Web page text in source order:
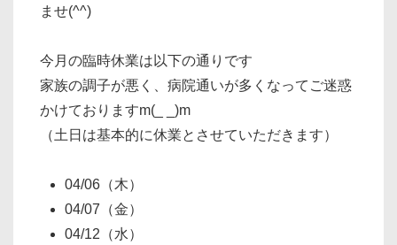
ませ(^^)
今月の臨時休業は以下の通りです
家族の調子が悪く、病院通いが多くなってご迷惑
かけておりますm(_ _)m
（土日は基本的に休業とさせていただきます）
04/06（木）
04/07（金）
04/12（水）